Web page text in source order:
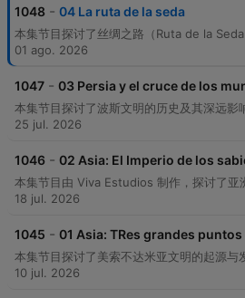
1048 - 04 La ruta de la seda
01 ago. 2026
1047 - 03 Persia y el cruce de los
25 jul. 2026
1046 - 02 Asia: El Imperio de los
18 jul. 2026
1045 - 01 Asia: TRes grandes
10 jul. 2026